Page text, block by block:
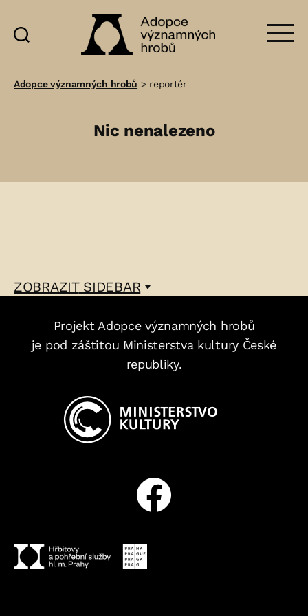
významných
Adopce významných hrobů > reportér
Nic nenalezeno
ZOBRAZITSIDEBAR
Projekt Adopce významných hrobů
je pod záštitou Ministerstva kultury České
republiky.
Facebook